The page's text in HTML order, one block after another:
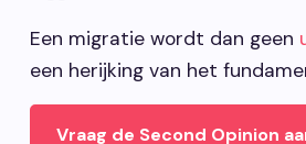
Een migratie wordt dan geen
een herijking van het
Vraag de Second Opinion